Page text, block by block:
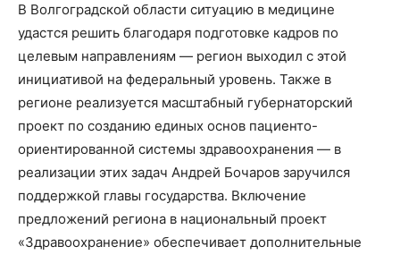
В Волгоградской области ситуацию в медицине
удастся решить благодаря подготовке кадров по
целевым направлениям — регион выходил с этой
инициативой на федеральный уровень. Также в
регионе реализуется масштабный губернаторский
проект по созданию единых основ пациенто-
ориентированной системы здравоохранения — в
реализации этих задач Андрей Бочаров заручился
поддержкой главы государства. Включение
предложений региона в национальный проект
«Здравоохранение» обеспечивает дополнительные